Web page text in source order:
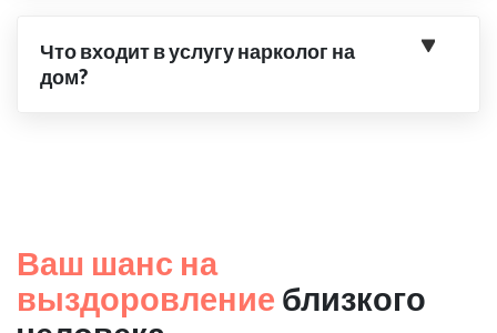
Что входит в услугу нарколог на
дом?
Ваш шанс на
выздоровление близкого